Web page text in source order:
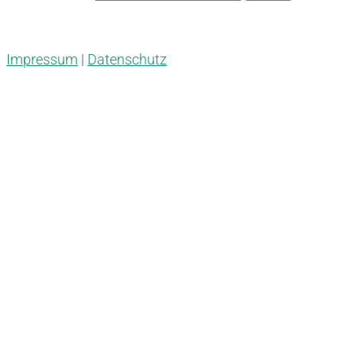
Impressum | Datenschutz